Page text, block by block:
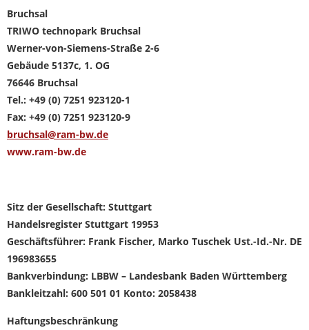
Bruchsal
TRIWO technopark Bruchsal
Werner-von-Siemens-Straße 2-6
Gebäude 5137c, 1. OG
76646 Bruchsal
Tel.: +49 (0) 7251 923120-1
Fax: +49 (0) 7251 923120-9
bruchsal@ram-bw.de
www.ram-bw.de
Sitz der Gesellschaft: Stuttgart
Handelsregister Stuttgart 19953
Geschäftsführer: Frank Fischer, Marko Tuschek Ust.-Id.-Nr. DE
196983655
Bankverbindung: LBBW – Landesbank Baden Württemberg
Bankleitzahl: 600 501 01 Konto: 2058438
Haftungsbeschränkung